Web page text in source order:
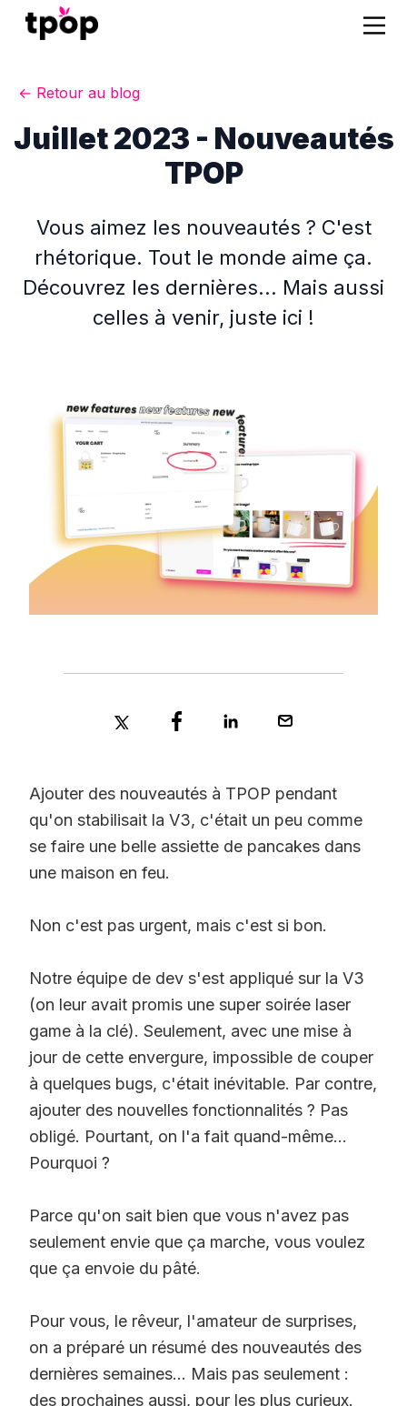
← Retour au blog
Juillet 2023 - Nouveautés
TPOP
Vous aimez les nouveautés ? C'est
rhétorique. Tout le monde aime ça.
Découvrez les dernières... Mais aussi
celles à venir, juste ici !
Ajouter des nouveautés à TPOP pendant
qu'on stabilisait la V3, c'était un peu comme
se faire une belle assiette de pancakes dans
une maison en feu.
Non c'est pas urgent, mais c'est si bon.
Notre équipe de dev s'est appliqué sur la V3
(on leur avait promis une super soirée laser
game à la clé). Seulement, avec une mise à
jour de cette envergure, impossible de couper
à quelques bugs, c'était inévitable. Par contre,
ajouter des nouvelles fonctionnalités ? Pas
obligé. Pourtant, on l'a fait quand-même...
Pourquoi ?
Parce qu'on sait bien que vous n'avez pas
seulement envie que ça marche, vous voulez
que ça envoie du pâté.
Pour vous, le rêveur, l'amateur de surprises,
on a préparé un résumé des nouveautés des
dernières semaines... Mais pas seulement :
des prochaines aussi, pour les plus curieux.